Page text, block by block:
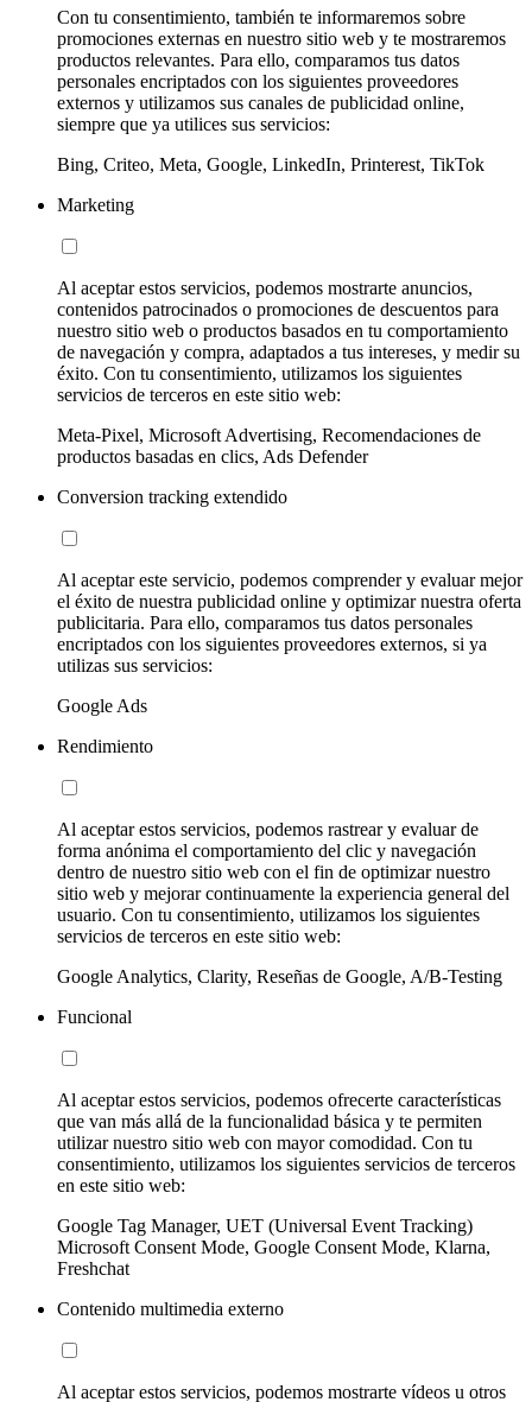
Con tu consentimiento, también te informaremos sobre
promociones externas en nuestro sitio web y te mostraremos
productos relevantes. Para ello, comparamos tus datos
personales encriptados con los siguientes proveedores
externos y utilizamos sus canales de publicidad online,
siempre que ya utilices sus servicios:
Bing, Criteo, Meta, Google, LinkedIn, Printerest, TikTok
Marketing
Al aceptar estos servicios, podemos mostrarte anuncios,
contenidos patrocinados o promociones de descuentos para
nuestro sitio web o productos basados en tu comportamiento
de navegación y compra, adaptados a tus intereses, y medir su
éxito. Con tu consentimiento, utilizamos los siguientes
servicios de terceros en este sitio web:
Meta-Pixel, Microsoft Advertising, Recomendaciones de
productos basadas en clics, Ads Defender
Conversion tracking extendido
Al aceptar este servicio, podemos comprender y evaluar mejor
el éxito de nuestra publicidad online y optimizar nuestra oferta
publicitaria. Para ello, comparamos tus datos personales
encriptados con los siguientes proveedores externos, si ya
utilizas sus servicios:
Google Ads
Rendimiento
Al aceptar estos servicios, podemos rastrear y evaluar de
forma anónima el comportamiento del clic y navegación
dentro de nuestro sitio web con el fin de optimizar nuestro
sitio web y mejorar continuamente la experiencia general del
usuario. Con tu consentimiento, utilizamos los siguientes
servicios de terceros en este sitio web:
Google Analytics, Clarity, Reseñas de Google, A/B-Testing
Funcional
Al aceptar estos servicios, podemos ofrecerte características
que van más allá de la funcionalidad básica y te permiten
utilizar nuestro sitio web con mayor comodidad. Con tu
consentimiento, utilizamos los siguientes servicios de terceros
en este sitio web:
Google Tag Manager, UET (Universal Event Tracking)
Microsoft Consent Mode, Google Consent Mode, Klarna,
Freshchat
Contenido multimedia externo
Al aceptar estos servicios, podemos mostrarte vídeos u otros